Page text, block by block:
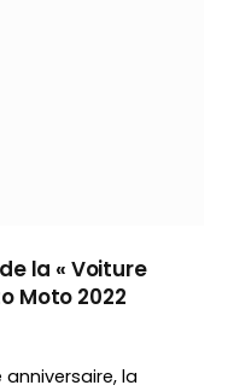
la « Voiture
Moto 2022
la